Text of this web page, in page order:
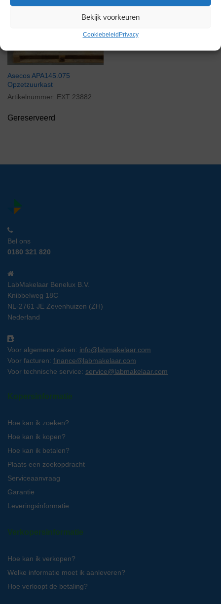
Bekijk voorkeuren
Cookiebeleid Privacy
Asecos APA145.075
Opzetzuurkast
Artikelnummer: EXT 23882
Gereserveerd
Bel ons
0180 321 820
LabMakelaar Benelux B.V.
Knibbelweg 18C
NL-2761 JE Zevenhuizen (ZH)
Nederland
Voor algemene zaken: info@labmakelaar.com
Voor facturen: finance@labmakelaar.com
Voor technische service: service@labmakelaar.com
Kopersinformatie
Hoe kan ik zoeken?
Hoe kan ik kopen?
Hoe kan ik betalen?
Plaats een zoekopdracht
Serviceaanvraag
Garantie
Leveringsinformatie
Verkopersinformatie
Hoe kan ik verkopen?
Welke informatie moet ik aanleveren?
Hoe verloopt de betaling?